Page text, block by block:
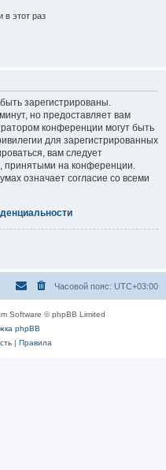
в этот раз
зарегистрированы.
но предоставляет вам
конференции могут быть
для зарегистрированных
вам следует
принятыми на конференции.
означает согласие со всеми
Часовой пояс: UTC+03:00
Software © phpBB Limited
phpBB
| Правила